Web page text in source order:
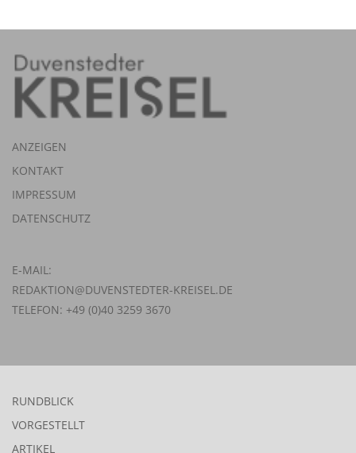
ANZEIGEN
KONTAKT
IMPRESSUM
DATENSCHUTZ
E-MAIL:
REDAKTION@DUVENSTEDTER-KREISEL.DE
TELEFON: +49 (0)40 3259 3670
RUNDBLICK
VORGESTELLT
ARTIKEL